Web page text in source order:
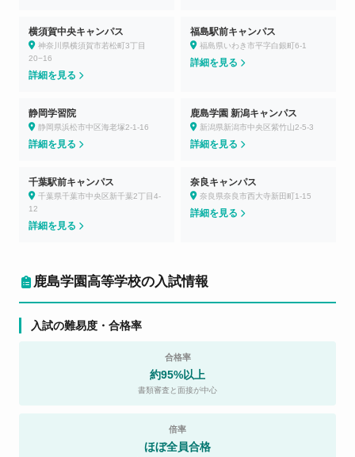
横須賀中央キャンパス
神奈川県横須賀市若松町3丁目
20−16
詳細を見る
福島駅前キャンパス
福島県いわき市平字白銀町6-1
詳細を見る
静岡学習院
静岡県浜松市中区海老塚2-1-16
詳細を見る
鹿島学園 新潟キャンパス
新潟県新潟市中央区紫竹山2-5-3
詳細を見る
千葉駅前キャンパス
千葉県千葉市中央区新千葉2丁目4-
12
詳細を見る
奈良キャンパス
奈良県奈良市西大寺新田町1-15
詳細を見る
鹿島学園高等学校の入試情報
入試の難易度・合格率
合格率
約95%以上
書類審査と面接が中心
倍率
ほぼ全員合格